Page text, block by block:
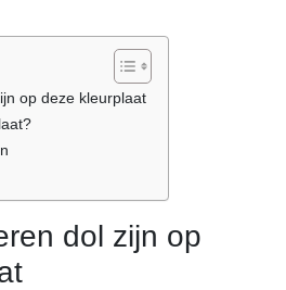
op deze kleurplaat
dol zijn op